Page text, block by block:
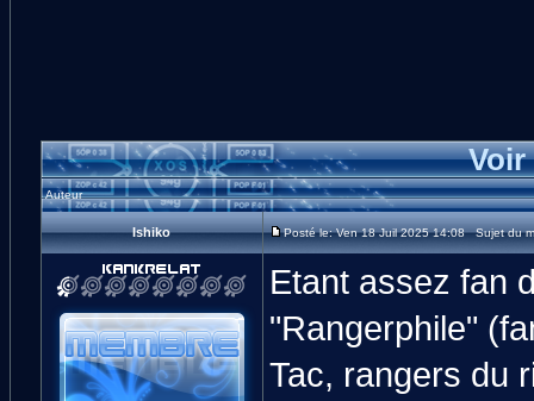
Voir
Auteur
Ishiko Posté le: Ven 18 Juil 2025 14:08 Sujet du
Etant assez fan
"Rangerphile"
Tac, rangers du